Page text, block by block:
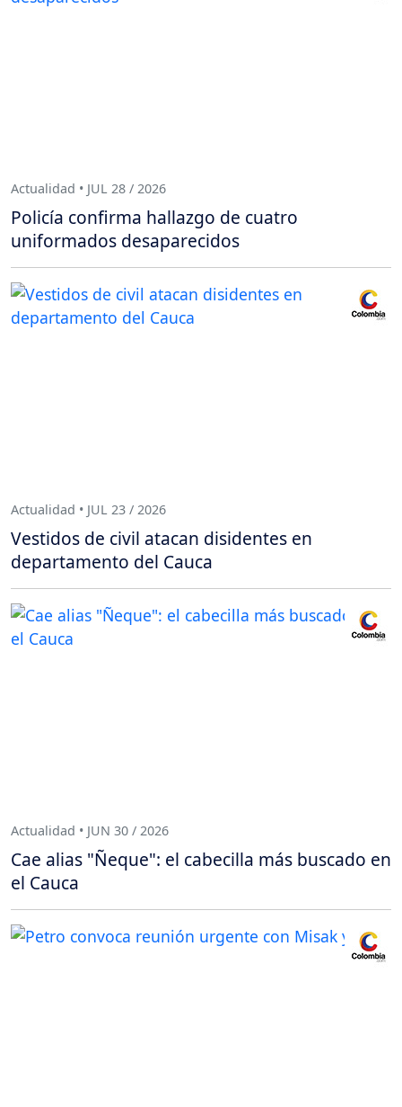
Actualidad • JUL 28 / 2026
Policía confirma hallazgo de cuatro
uniformados desaparecidos
Actualidad • JUL 23 / 2026
Vestidos de civil atacan disidentes en
departamento del Cauca
Actualidad • JUN 30 / 2026
Cae alias "Ñeque": el cabecilla más buscado en
el Cauca